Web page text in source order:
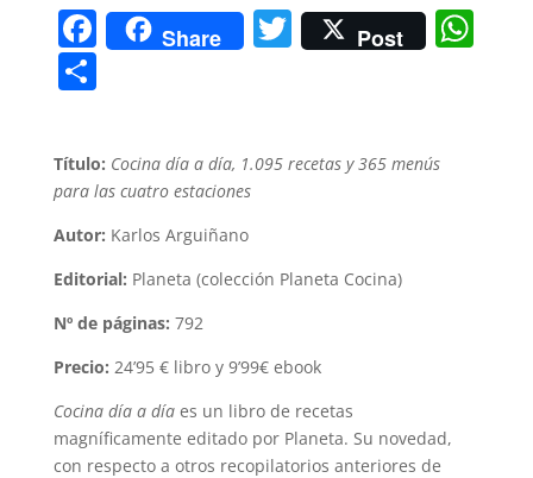
F
a
c
b
o
o
k
Share T
w
Post W
C
m
p
ar
tir
Título: Cocina día a día, 1.095 recetas y 365 menús
para las cuatro estaciones
Autor: Karlos Arguiñano
Editorial: Planeta (colección Planeta Cocina)
Nº de páginas: 792
Precio: 24’95 € libro y 9’99€ ebook
Cocina día a díaes un libro de recetas
magníficamente editado por Planeta. Su novedad,
con respecto a otros recopilatorios anteriores de